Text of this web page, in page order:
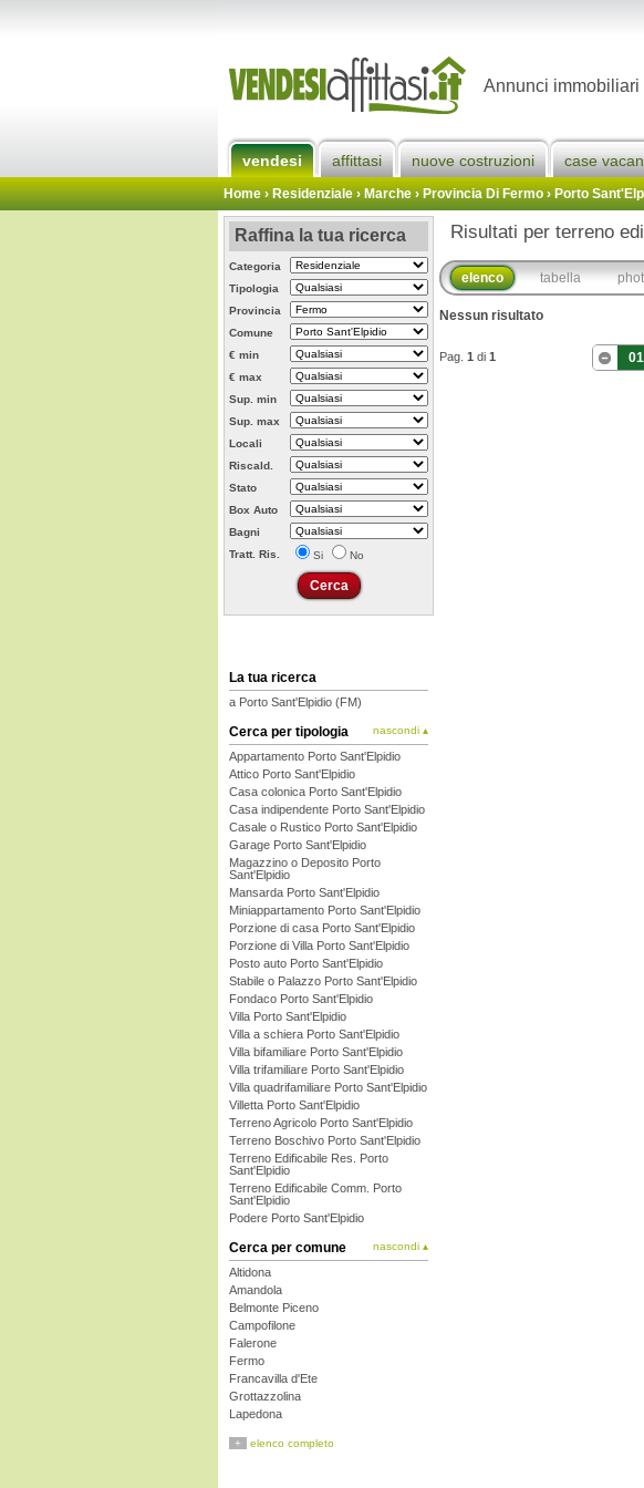
Annunci
vendesi affittasi nuove costruzioni case
Home› Residenziale › Marche ›Provincia Di Fermo›Porto
Raffina la tua ricerca
Categoria
Tipologia
Provincia
Comune
€ min
€ max
Sup. min
Sup. max
Locali
Riscald.
Stato
Box Auto
Bagni
Tratt. Ris.
Si No
La tua ricerca
a Porto Sant'Elpidio (FM)
Cerca per tipologia nascondi ▴
Appartamento Porto Sant'Elpidio
Attico Porto Sant'Elpidio
Casa colonica Porto Sant'Elpidio
Casa indipendente Porto Sant'Elpidio
Casale o Rustico Porto Sant'Elpidio
Garage Porto Sant'Elpidio
Magazzino o Deposito Porto
Sant'Elpidio
Mansarda Porto Sant'Elpidio
Miniappartamento Porto Sant'Elpidio
Porzione di casa Porto Sant'Elpidio
Porzione di Villa Porto Sant'Elpidio
Posto auto Porto Sant'Elpidio
Stabile o Palazzo Porto Sant'Elpidio
Fondaco Porto Sant'Elpidio
Villa Porto Sant'Elpidio
Villa a schiera Porto Sant'Elpidio
Villa bifamiliare Porto Sant'Elpidio
Villa trifamiliare Porto Sant'Elpidio
Villa quadrifamiliare Porto Sant'Elpidio
Villetta Porto Sant'Elpidio
Terreno Agricolo Porto Sant'Elpidio
Terreno Boschivo Porto Sant'Elpidio
Terreno Edificabile Res. Porto
Sant'Elpidio
Terreno Edificabile Comm. Porto
Sant'Elpidio
Podere Porto Sant'Elpidio
Cerca per comune nascondi ▴
Altidona
Amandola
Belmonte Piceno
Campofilone
Falerone
Fermo
Francavilla d'Ete
Grottazzolina
Lapedona
Massa Fermana
+ elenco completo
Risultati per terreno
elenco tabella
Nessun risultato
Pag. 1 di 1 01